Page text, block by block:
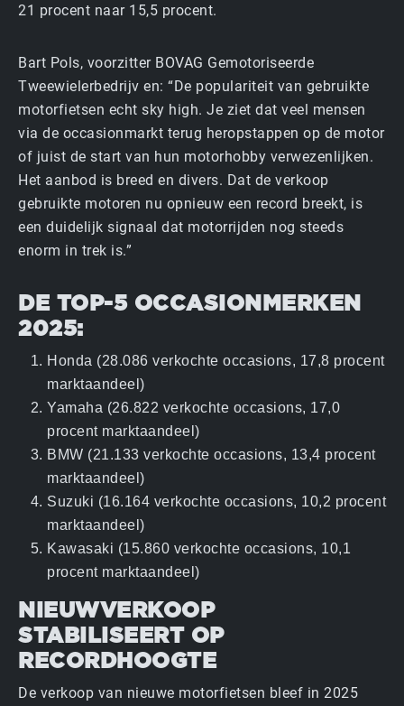
21 procent naar 15,5 procent.
Bart Pols, voorzitter BOVAG Gemotoriseerde
Tweewielerbedrijv en: “De populariteit van gebruikte
motorfietsen echt sky high. Je ziet dat veel mensen
via de occasionmarkt terug heropstappen op de motor
of juist de start van hun motorhobby verwezenlijken.
Het aanbod is breed en divers. Dat de verkoop
gebruikte motoren nu opnieuw een record breekt, is
een duidelijk signaal dat motorrijden nog steeds
enorm in trek is.”
DE TOP-5 OCCASIONMERKEN
2025:
Honda (28.086 verkochte occasions, 17,8 procent
marktaandeel)
Yamaha (26.822 verkochte occasions, 17,0
procent marktaandeel)
BMW (21.133 verkochte occasions, 13,4 procent
marktaandeel)
Suzuki (16.164 verkochte occasions, 10,2 procent
marktaandeel)
Kawasaki (15.860 verkochte occasions, 10,1
procent marktaandeel)
NIEUWVERKOOP
STABILISEERT OP
RECORDHOOGTE
De verkoop van nieuwe motorfietsen bleef in 2025